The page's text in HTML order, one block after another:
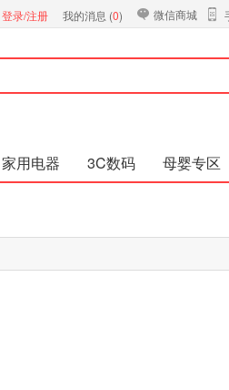
登录/注册 我的消息 (0) 微信商城
家用电器 3C数码 母婴专区